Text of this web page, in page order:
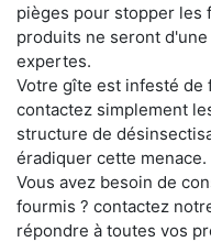
pièges pour stopper les
produits ne seront
expertes.
Votre gîte est infesté de
contactez simplement
structure de
éradiquer cette menace.
Vous avez besoin de
fourmis ? contactez
répondre à toutes vos